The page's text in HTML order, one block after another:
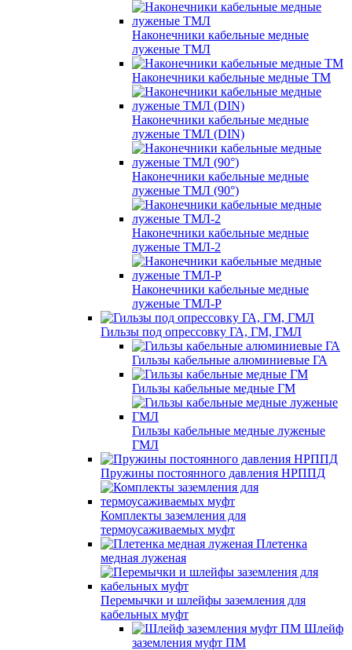
Наконечники кабельные медные
луженые ТМЛ
Наконечники кабельные медные ТМ
Наконечники кабельные медные
луженые ТМЛ (DIN)
Наконечники кабельные медные
луженые ТМЛ (90°)
Наконечники кабельные медные
луженые ТМЛ-2
Наконечники кабельные медные
луженые ТМЛ-Р
Гильзы под опрессовку ГА, ГМ, ГМЛ
Гильзы кабельные алюминиевые ГА
Гильзы кабельные медные ГМ
Гильзы кабельные медные луженые
ГМЛ
Пружины постоянного давления НРППД
Комплекты заземления для
термоусаживаемых муфт
Плетенка
медная луженая
Перемычки и шлейфы заземления для
кабельных муфт
Шлейф
заземления муфт ПМ